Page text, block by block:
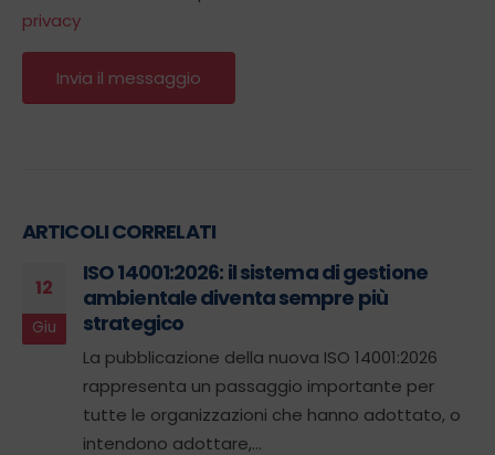
privacy
ARTICOLI CORRELATI
12
Giu
ISO 14001:2026: il sistema di gestione
ambientale diventa sempre più
strategico
La pubblicazione della nuova ISO 14001:2026
rappresenta un passaggio importante per
tutte le organizzazioni che hanno adottato, o
intendono adottare,...